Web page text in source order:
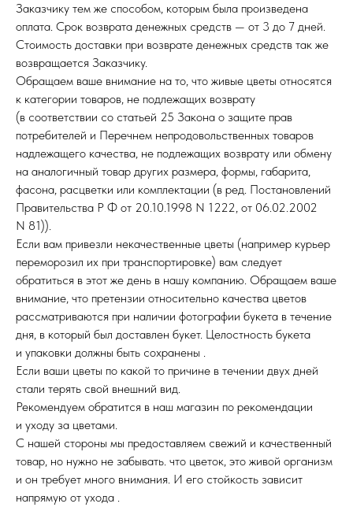
Заказчику тем же способом, которым была произведена
оплата. Срок возврата денежных средств — от 3 до 7 дней.
Стоимость доставки при возврате денежных средств так же
возвращается Заказчику.
Обращаем ваше внимание на то, что живые цветы относятся
к категории товаров, не подлежащих возврату
(в соответствии со статьей 25 Закона о защите прав
потребителей и Перечнем непродовольственных товаров
надлежащего качества, не подлежащих возврату или обмену
на аналогичный товар других размера, формы, габарита,
фасона, расцветки или комплектации (в ред. Постановлений
Правительства Р Ф от 20.10.1998 N 1222, от 06.02.2002
N 81)).
Если вам привезли некачественные цветы (например курьер
переморозил их при транспортировке) вам следует
обратиться в этот же день в нашу компанию. Обращаем ваше
внимание, что претензии относительно качества цветов
рассматриваются при наличии фотографии букета в течение
дня, в который был доставлен букет. Целостность букета
и упаковки должны быть сохранены .
Если ваши цветы по какой то причине в течении двух дней
стали терять свой внешний вид.
Рекомендуем обратится в наш магазин по рекомендации
и уходу за цветами.
С нашей стороны мы предоставляем свежий и качественный
товар, но нужно не забывать. что цветок, это живой организм
и он требует много внимания. И его стойкость зависит
напрямую от ухода .